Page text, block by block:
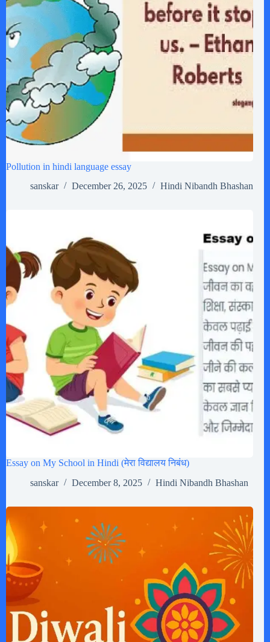
Pollution in hindi language essay
sanskar
December 26, 2025 Hindi Nibandh Bhashan
Essay on My School in Hindi (मेरा विद्यालय निबंध)
sanskar
December 8, 2025 Hindi Nibandh Bhashan